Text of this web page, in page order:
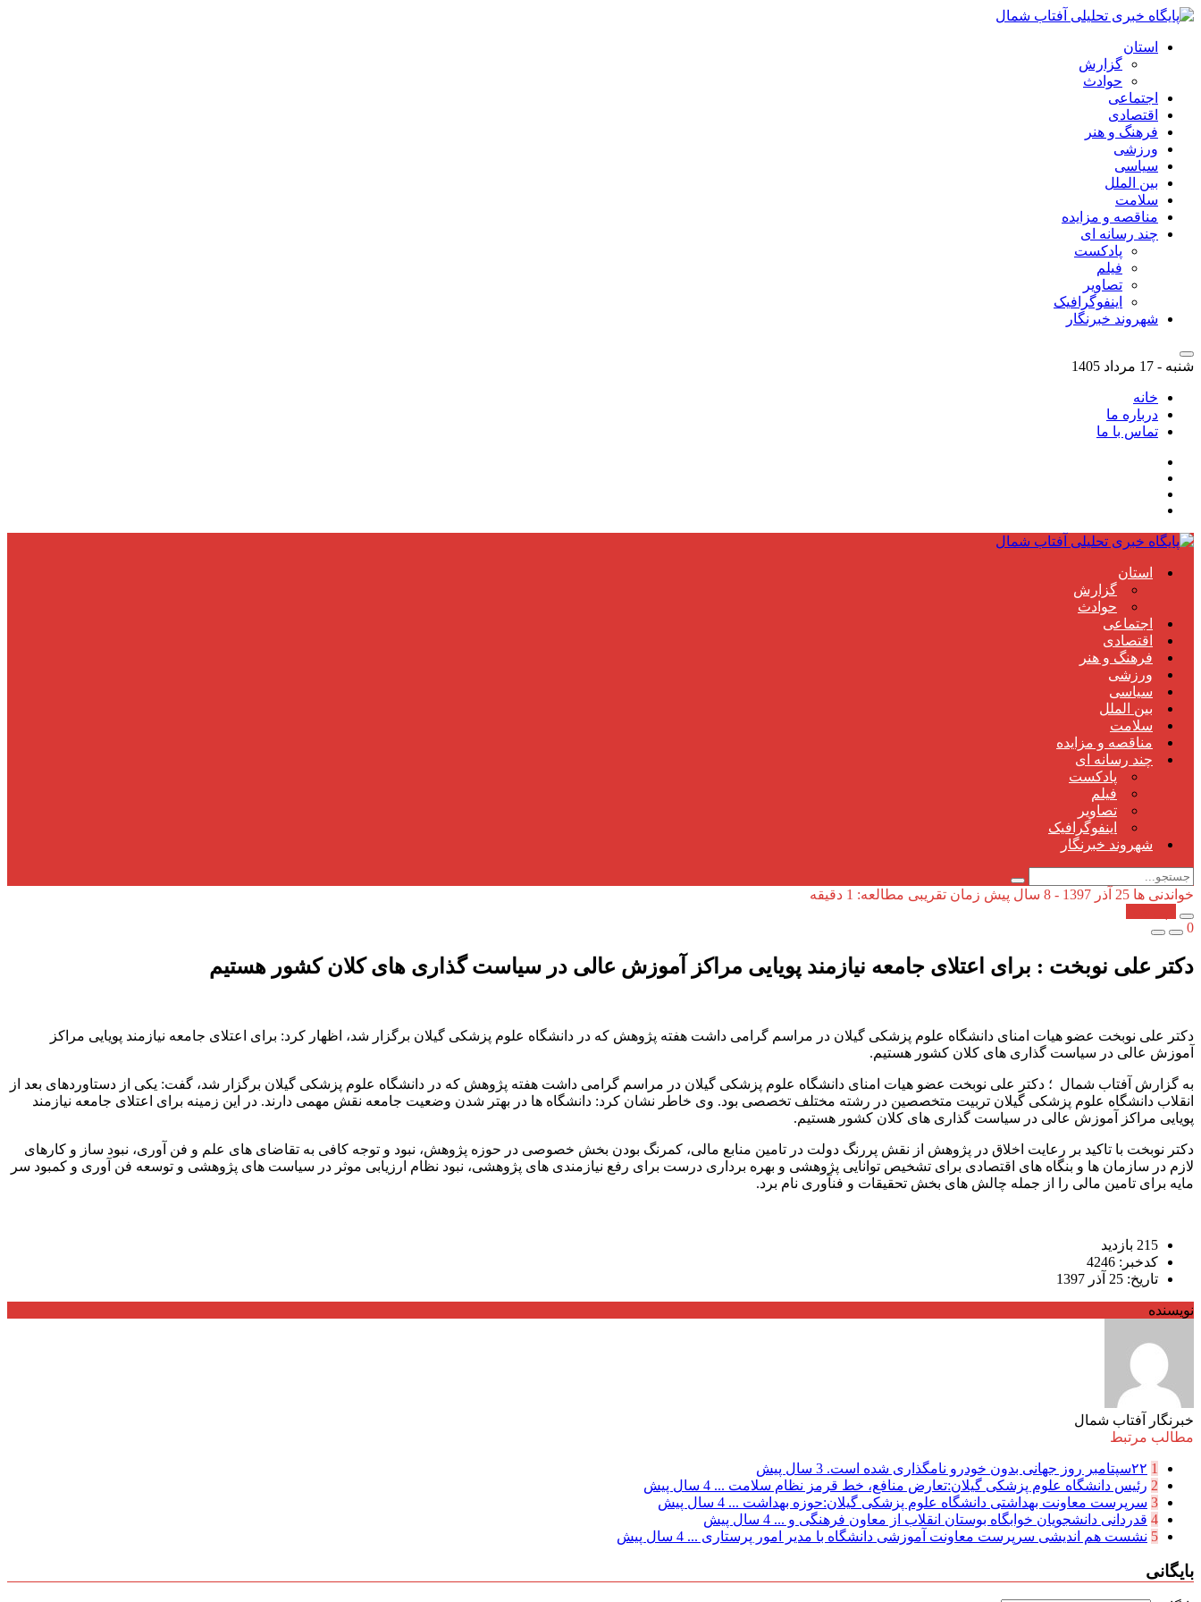
استان
گزارش
حوادث
اجتماعی
اقتصادی
فرهنگ و هنر
ورزشی
سیاسی
بین الملل
سلامت
مناقصه و مزایده
چند رسانه ای
پادکست
فیلم
تصاویر
اینفوگرافیک
شهروند خبرنگار
شنبه - 17 مرداد 1405
خانه
درباره ما
تماس با ما
استان
گزارش
حوادث
اجتماعی
اقتصادی
فرهنگ و هنر
ورزشی
سیاسی
بین الملل
سلامت
مناقصه و مزایده
چند رسانه ای
پادکست
فیلم
تصاویر
اینفوگرافیک
شهروند خبرنگار
خواندنی ها 25 آذر 1397 - 8 سال پیش
زمان تقریبی مطالعه: 1 دقیقه
0
دکتر علی نوبخت : برای اعتلای جامعه نیازمند پویایی مراکز آموزش عالی در سیاست گذاری های کلان کشور هستیم
دکتر علی نوبخت عضو هیات امنای دانشگاه علوم پزشکی گیلان در مراسم گرامی داشت هفته پژوهش که در دانشگاه علوم پزشکی گیلان برگزار شد، اظهار کرد: برای اعتلای جامعه نیازمند پویایی مراکز
آموزش عالی در سیاست گذاری های کلان کشور هستیم.
به گزارش آفتاب شمال ؛ دکتر علی نوبخت عضو هیات امنای دانشگاه علوم پزشکی گیلان در مراسم گرامی داشت هفته پژوهش که در دانشگاه علوم پزشکی گیلان برگزار شد، گفت: یکی از دستاوردهای بعد از
انقلاب دانشگاه علوم پزشکی گیلان تربیت متخصصین در رشته مختلف تخصصی بود. وی خاطر نشان کرد: دانشگاه ها در بهتر شدن وضعیت جامعه نقش مهمی دارند. در این زمینه برای اعتلای جامعه نیازمند
پویایی مراکز آموزش عالی در سیاست گذاری های کلان کشور هستیم.
دکتر نوبخت با تاکید بر رعایت اخلاق در پژوهش از نقش پررنگ دولت در تامین منابع مالی، کمرنگ بودن بخش خصوصی در حوزه پژوهش، نبود و توجه کافی به تقاضای های علم و فن آوری، نبود ساز و کارهای
لازم در سازمان ها و بنگاه های اقتصادی برای تشخیص توانایی پژوهشی و بهره برداری درست برای رفع نیازمندی های پژوهشی، نبود نظام ارزیابی موثر در سیاست های پژوهشی و توسعه فن آوری و کمبود سر
مایه برای تامین مالی را از جمله چالش های بخش تحقیقات و فنآوری نام برد.
215 بازدید
کدخبر: 4246
تاریخ: 25 آذر 1397
نویسنده
خبرنگار آفتاب شمال
مطالب مرتبط
1 ۲۲سپتامبر روز جهانی بدون خودرو نامگذاری شده است.
3 سال پیش
2 رئیس دانشگاه علوم پزشکی گیلان:تعارض منافع، خط قرمز نظام سلامت ... 4 سال پیش
3 سرپرست معاونت بهداشتی دانشگاه علوم پزشکی گیلان:حوزه بهداشت ... 4 سال پیش
4 قدردانی دانشجویان خوابگاه بوستان انقلاب از معاون فرهنگی و ... 4 سال پیش
5 نشست هم اندیشی سرپرست معاونت آموزشی دانشگاه با مدیر امور پرستاری ... 4 سال پیش
بایگانی